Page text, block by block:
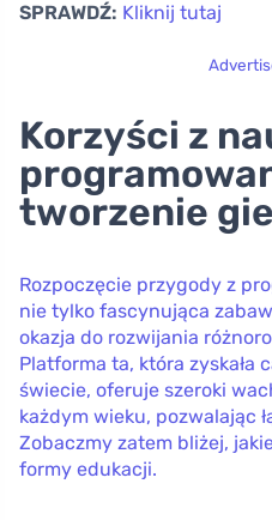
SPRAWDŹ: Kliknij tutaj
Korzyści z
tworzenie
Rozpoczęcie przygody z
nie tylko fascynująca
okazja do rozwijania
Platforma ta, która zyskała
świecie, oferuje szeroki
każdym wieku, pozwalając
Zobaczmy zatem bliżej,
formy edukacji.